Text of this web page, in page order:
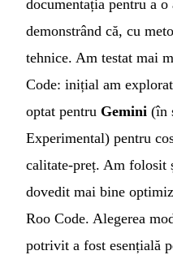
documentația pentru a o
demonstrând că, cu
tehnice. Am testat mai
Code: inițial am
optat pentru Gemini (în
Experimental) pentru
calitate-preț. Am folosit
dovedit mai bine
Roo Code. Alegerea
potrivit a fost esențială